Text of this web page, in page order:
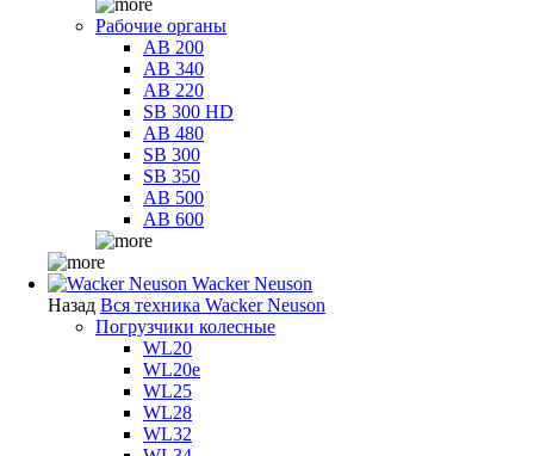
Рабочие органы
AB 200
AB 340
AB 220
SB 300 HD
AB 480
SB 300
SB 350
AB 500
AB 600
Wacker Neuson
Назад Вся техника Wacker Neuson
Погрузчики колесные
WL20
WL20e
WL25
WL28
WL32